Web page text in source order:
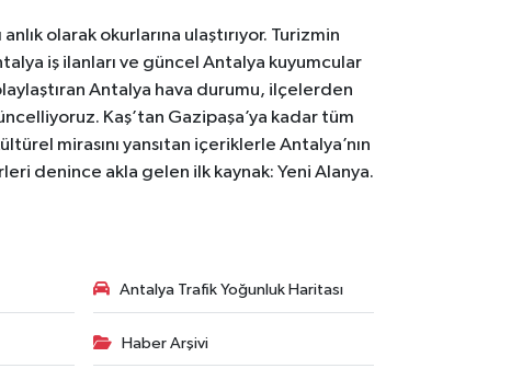
olarak okurlarına ulaştırıyor. Turizmin
iş ilanları ve güncel Antalya kuyumcular
Antalya hava durumu, ilçelerden
Kaş’tan Gazipaşa’ya kadar tüm
mirasını yansıtan içeriklerle Antalya’nın
denince akla gelen ilk kaynak: Yeni Alanya.
Antalya Trafik Yoğunluk Haritası
Haber Arşivi